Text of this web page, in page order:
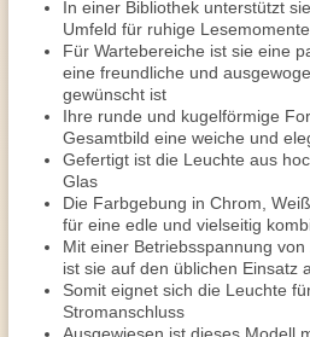
In einer Bibliothek unterstützt
Umfeld für ruhige Lesemomente
Für Wartebereiche ist sie eine
eine freundliche und
gewünscht ist
Ihre runde und kugelförmige
Gesamtbild eine weiche und
Gefertigt ist die Leuchte aus
Glas
Die Farbgebung in Chrom,
für eine edle und vielseitig
Mit einer Betriebsspannung
ist sie auf den üblichen Einsatz
Somit eignet sich die Leuchte
Stromanschluss